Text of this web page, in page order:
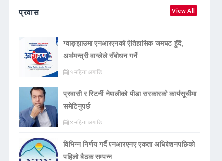
प्रवास View All
ग्वाङ्झाउमा एनआरएनको ऐतिहासिक जमघट हुँदै,
अर्थमन्त्री वाग्लेले सँबोधन गर्ने
१ महिना अगाडि
प्रवासी र रिटर्नी नेपालीको पीडा सरकारको कार्यसूचीमा
समेटिनुपर्छ
४ महिना अगाडि
विभिन्न निर्णय गर्दै एनआरएनए एकता अधिवेशनपछिको
पहिलो बैठक सम्पन्न